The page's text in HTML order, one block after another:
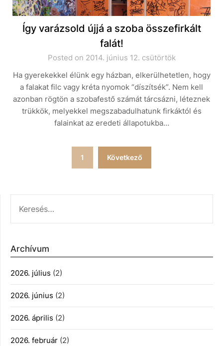
Így varázsold újjá a szoba összefirkált
falát!
Posted on 2014. június 12. csütörtök
Ha gyerekekkel élünk egy házban, elkerülhetetlen, hogy
a falakat filc vagy kréta nyomok “díszítsék”. Nem kell
azonban rögtön a szobafestő számát tárcsázni, léteznek
trükkök, melyekkel megszabadulhatunk firkáktól és
falainkat az eredeti állapotukba…
1 Következő
Archívum
2026. július (2)
2026. június (2)
2026. április (2)
2026. február (2)